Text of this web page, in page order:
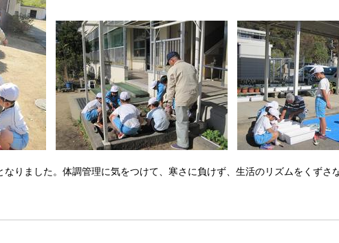
なりました。体調管理に気をつけて、寒さに負けず、生活のリズムをくずさ